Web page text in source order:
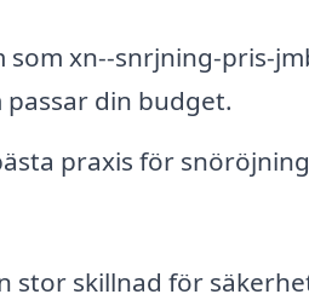
xn--snrjning-pris-
din budget.
praxis för
stor skillnad för